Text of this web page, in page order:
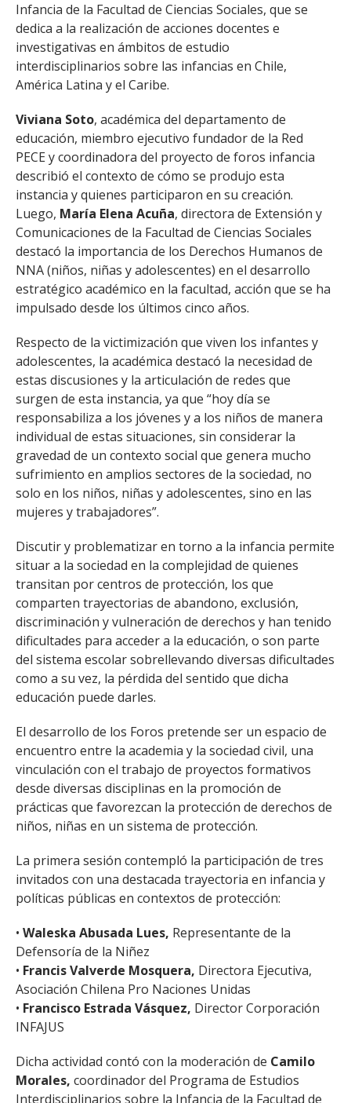
Infancia de la Facultad de Ciencias Sociales, que se
dedica a la realización de acciones docentes e
investigativas en ámbitos de estudio
interdisciplinarios sobre las infancias en Chile,
América Latina y el Caribe.
Viviana Soto, académica del departamento de
educación, miembro ejecutivo fundador de la Red
PECE y coordinadora del proyecto de foros infancia
describió el contexto de cómo se produjo esta
instancia y quienes participaron en su creación.
Luego, María Elena Acuña, directora de Extensión y
Comunicaciones de la Facultad de Ciencias Sociales
destacó la importancia de los Derechos Humanos de
NNA (niños, niñas y adolescentes) en el desarrollo
estratégico académico en la facultad, acción que se ha
impulsado desde los últimos cinco años.
Respecto de la victimización que viven los infantes y
adolescentes, la académica destacó la necesidad de
estas discusiones y la articulación de redes que
surgen de esta instancia, ya que “hoy día se
responsabiliza a los jóvenes y a los niños de manera
individual de estas situaciones, sin considerar la
gravedad de un contexto social que genera mucho
sufrimiento en amplios sectores de la sociedad, no
solo en los niños, niñas y adolescentes, sino en las
mujeres y trabajadores”.
Discutir y problematizar en torno a la infancia permite
situar a la sociedad en la complejidad de quienes
transitan por centros de protección, los que
comparten trayectorias de abandono, exclusión,
discriminación y vulneración de derechos y han tenido
dificultades para acceder a la educación, o son parte
del sistema escolar sobrellevando diversas dificultades
como a su vez, la pérdida del sentido que dicha
educación puede darles.
El desarrollo de los Foros pretende ser un espacio de
encuentro entre la academia y la sociedad civil, una
vinculación con el trabajo de proyectos formativos
desde diversas disciplinas en la promoción de
prácticas que favorezcan la protección de derechos de
niños, niñas en un sistema de protección.
La primera sesión contempló la participación de tres
invitados con una destacada trayectoria en infancia y
políticas públicas en contextos de protección:
• Waleska Abusada Lues, Representante de la
Defensoría de la Niñez
• Francis Valverde Mosquera, Directora Ejecutiva,
Asociación Chilena Pro Naciones Unidas
• Francisco Estrada Vásquez, Director Corporación
INFAJUS
Dicha actividad contó con la moderación de Camilo
Morales, coordinador del Programa de Estudios
Interdisciplinarios sobre la Infancia de la Facultad de